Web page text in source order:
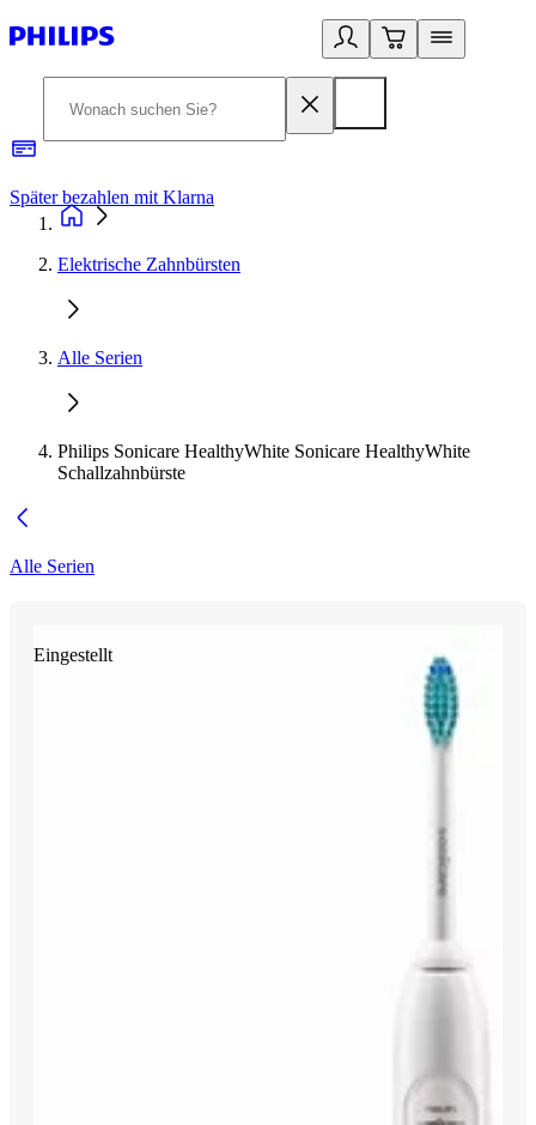
Später bezahlen mit Klarna
Elektrische Zahnbürsten
Alle Serien
Philips Sonicare HealthyWhite Sonicare HealthyWhite
Schallzahnbürste
Alle Serien
Eingestellt